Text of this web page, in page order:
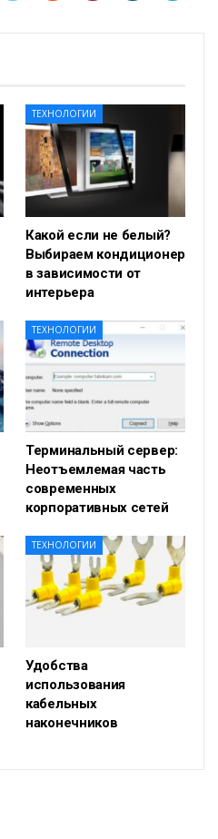
ТЕХНОЛОГИИ
Какой если не белый?
Выбираем кондиционер
в зависимости от
интерьера
ТЕХНОЛОГИИ
Терминальный сервер:
Неотъемлемая часть
современных
корпоративных сетей
ТЕХНОЛОГИИ
Удобства
использования
кабельных
наконечников